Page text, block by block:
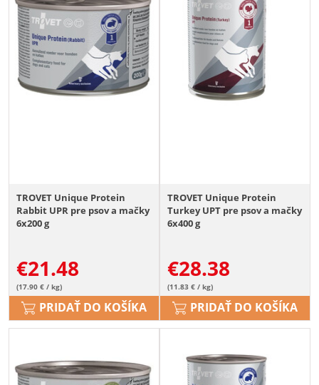
TROVET Unique Protein
Rabbit UPR pre psov a mačky
6x200 g
€21.48
(17.90 € / kg)
PRIDAŤ DO KOŠÍKA
TROVET Unique Protein
Turkey UPT pre psov a mačky
6x400 g
€28.38
(11.83 € / kg)
PRIDAŤ DO KOŠÍKA